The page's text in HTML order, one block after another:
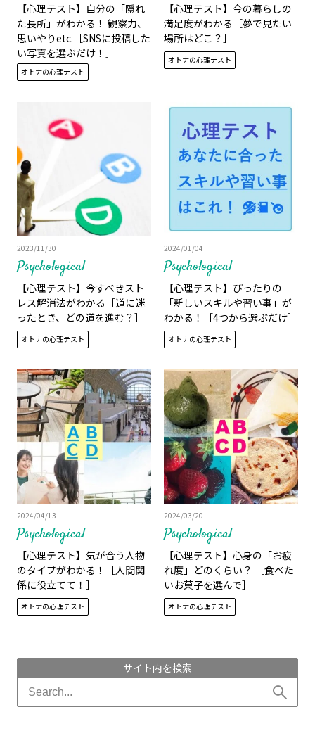
【心理テスト】自分の「隠れ
た長所」がわかる！ 観察力、
思いやりetc.［SNSに投稿した
い写真を選ぶだけ！］
オトナの心理テスト
【心理テスト】今の暮らしの
満足度がわかる［夢で見たい
場所はどこ？］
オトナの心理テスト
Psychological
2023/11/30
【心理テスト】今すべきスト
レス解消法がわかる［道に迷
ったとき、どの道を進む？］
オトナの心理テスト
Psychological
2024/01/04
【心理テスト】ぴったりの
「新しいスキルや習い事」が
わかる！［4つから選ぶだけ］
オトナの心理テスト
Psychological
2024/04/13
【心理テスト】気が合う人物
のタイプがわかる！［人間関
係に役立てて！］
オトナの心理テスト
Psychological
2024/03/20
【心理テスト】心身の「お疲
れ度」どのくらい？ ［食べた
いお菓子を選んで］
オトナの心理テスト
サイト内を検索